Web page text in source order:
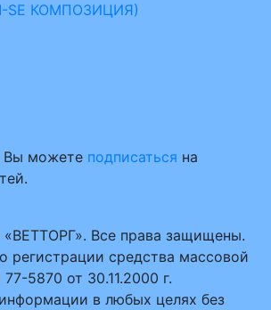
SE КОМПОЗИЦИЯ)
Вы можете подписаться на
Все права защищены.
регистрации средства массовой
5870 от 30.11.2000 г.
в любых целях без